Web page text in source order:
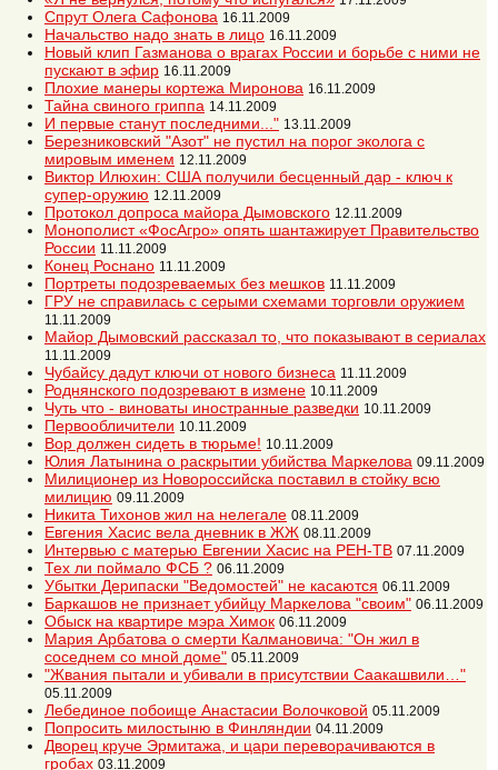
Спрут Олега Сафонова 16.11.2009
Начальство надо знать в лицо 16.11.2009
Новый клип Газманова о врагах России и борьбе с ними не
пускают в эфир 16.11.2009
Плохие манеры кортежа Миронова 16.11.2009
Тайна свиного гриппа 14.11.2009
И первые станут последними..." 13.11.2009
Березниковский "Азот" не пустил на порог эколога с
мировым именем 12.11.2009
Виктор Илюхин: США получили бесценный дар - ключ к
супер-оружию 12.11.2009
Протокол допроса майора Дымовского 12.11.2009
Монополист «ФосАгро» опять шантажирует Правительство
России 11.11.2009
Конец Роснано 11.11.2009
Портреты подозреваемых без мешков 11.11.2009
ГРУ не справилась с серыми схемами торговли оружием
11.11.2009
Майор Дымовский рассказал то, что показывают в сериалах
11.11.2009
Чубайсу дадут ключи от нового бизнеса 11.11.2009
Роднянского подозревают в измене 10.11.2009
Чуть что - виноваты иностранные разведки 10.11.2009
Первообличители 10.11.2009
Вор должен сидеть в тюрьме! 10.11.2009
Юлия Латынина о раскрытии убийства Маркелова 09.11.2009
Милиционер из Новороссийска поставил в стойку всю
милицию 09.11.2009
Никита Тихонов жил на нелегале 08.11.2009
Евгения Хасис вела дневник в ЖЖ 08.11.2009
Интервью с матерью Евгении Хасис на РЕН-ТВ 07.11.2009
Тех ли поймало ФСБ ? 06.11.2009
Убытки Дерипаски "Ведомостей" не касаются 06.11.2009
Баркашов не признает убийцу Маркелова "своим" 06.11.2009
Обыск на квартире мэра Химок 06.11.2009
Мария Арбатова о смерти Калмановича: "Он жил в
соседнем со мной доме" 05.11.2009
"Жвания пытали и убивали в присутствии Саакашвили…"
05.11.2009
Лебединое побоище Анастасии Волочковой 05.11.2009
Попросить милостыню в Финляндии 04.11.2009
Дворец круче Эрмитажа, и цари переворачиваются в
гробах 03.11.2009